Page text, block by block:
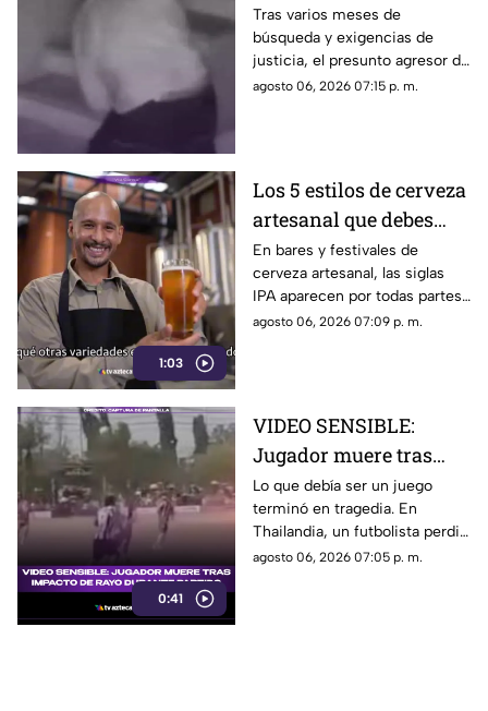
detuvieron a Jorge "N",
agresor de Paula
Tras varios meses de
búsqueda y exigencias de
justicia, el presunto agresor de
Paula Fajardo fue localizado y
agosto 06, 2026 07:15 p. m.
1:03
Los 5 estilos de cerveza
artesanal que debes
conocer
En bares y festivales de
cerveza artesanal, las siglas
IPA aparecen por todas partes.
Pero, ¿qué significa realmente
agosto 06, 2026 07:09 p. m.
0:41
VIDEO SENSIBLE:
Jugador muere tras
impacto de rayo
durante partido
Lo que debía ser un juego
terminó en tragedia. En
Thailandia, un futbolista perdió
la vida al ser alcanzado por un
agosto 06, 2026 07:05 p. m.